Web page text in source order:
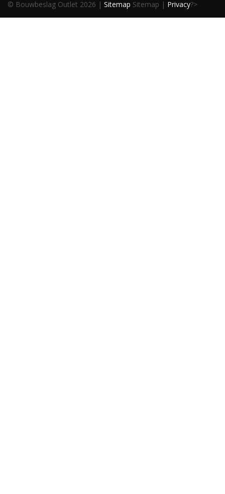
© Bouwbeslag Outlet 2026 | Sitemap Sitemap | Privacy?>